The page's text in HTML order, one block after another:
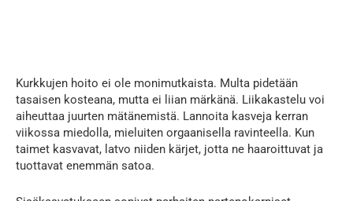
Kurkkujen hoito ei ole monimutkaista. Multa pidetään
tasaisen kosteana, mutta ei liian märkänä. Liikakastelu voi
aiheuttaa juurten mätänemistä. Lannoita kasveja kerran
viikossa miedolla, mieluiten orgaanisella ravinteella. Kun
taimet kasvavat, latvo niiden kärjet, jotta ne haaroittuvat ja
tuottavat enemmän satoa.